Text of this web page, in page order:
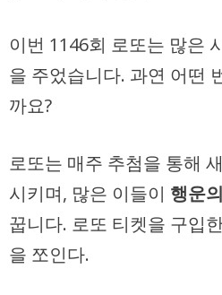
이번 1146회 로또는 많은
을 주었습니다. 과연 어떤
까요?
로또는 매주 추첨을 통해
시키며, 많은 이들이 행운
꿉니다. 로또 티켓을 구입
을 쪼인다.